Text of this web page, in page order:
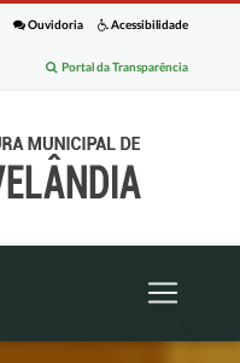
Acessibilidade
Ouvidoria
Portal da Transparência